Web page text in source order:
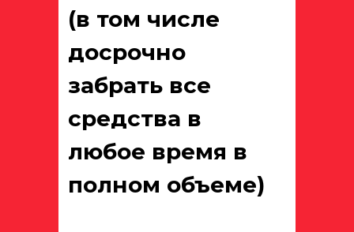
(в том числе
досрочно
забрать все
средства в
любое время в
полном объеме)